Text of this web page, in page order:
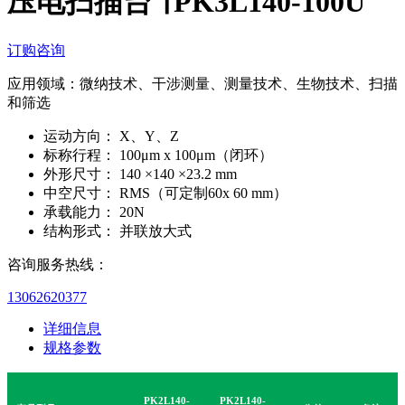
订购咨询
应用领域：微纳技术、干涉测量、测量技术、生物技术、扫描
和筛选
运动方向：
X、Y、Z
标称行程：
100μm x 100μm（闭环）
外形尺寸：
140 ×140 ×23.2 mm
中空尺寸：
RMS（可定制60x 60 mm）
承载能力：
20N
结构形式：
并联放大式
咨询服务热线：
13062620377
详细信息
规格参数
PK2L140- PK2L140-